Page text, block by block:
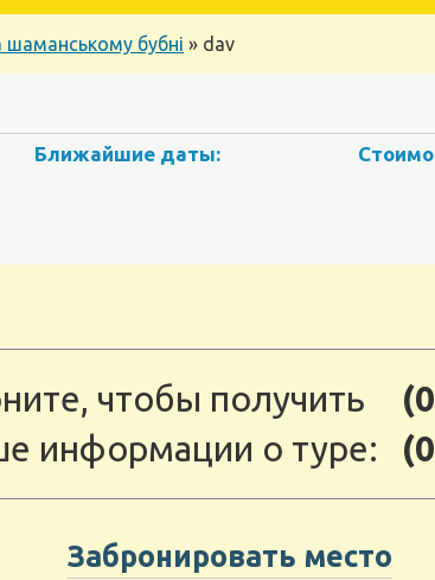
шаманському бубні » dav
Ближайшие даты:
чтобы получить
информации о туре:
Забронировать место